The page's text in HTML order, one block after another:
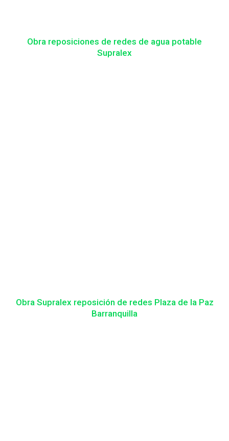
Obra reposiciones de redes de agua potable
Supralex
Obra Supralex reposición de redes Plaza de la Paz
Barranquilla